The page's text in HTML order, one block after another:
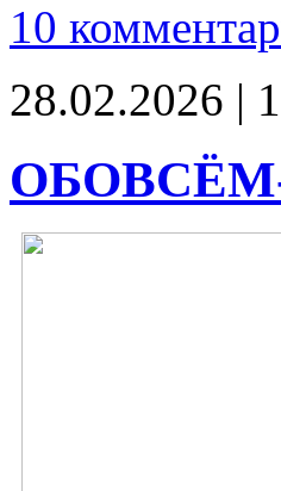
10
28.02.2026 |
ОБОВСЁМ-